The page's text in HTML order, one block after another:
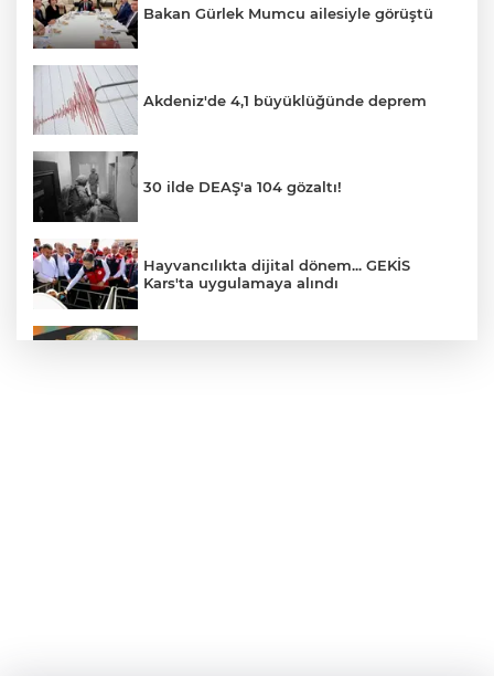
Bakan Gürlek Mumcu ailesiyle görüştü
Akdeniz'de 4,1 büyüklüğünde deprem
30 ilde DEAŞ'a 104 gözaltı!
Hayvancılıkta dijital dönem... GEKİS
Kars'ta uygulamaya alındı